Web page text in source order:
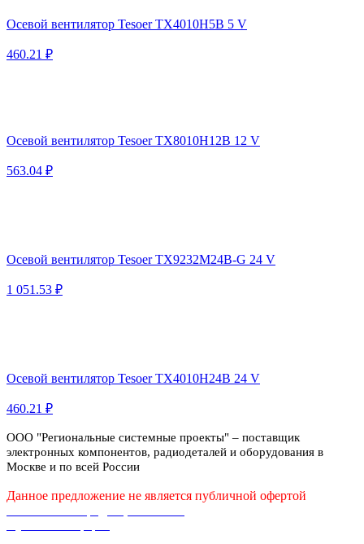
Осевой вентилятор Tesoer TX4010H5B 5 V
460.21 ₽
Осевой вентилятор Tesoer TX8010H12B 12 V
563.04 ₽
Осевой вентилятор Tesoer TX9232M24B-G 24 V
1 051.53 ₽
Осевой вентилятор Tesoer TX4010H24B 24 V
460.21 ₽
ООО "Региональные системные проекты" – поставщик
электронных компонентов, радиодеталей и оборудования в
Москве и по всей России
Данное предложение не является публичной офертой